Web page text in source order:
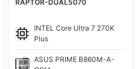
RAPTOR-DUAL5070
INTEL Core Ultra 7 270K
Plus
ASUS PRIME B860M-A-